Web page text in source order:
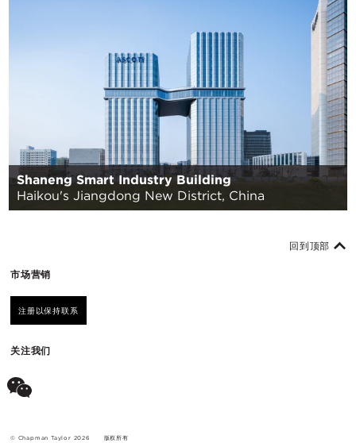
Shaneng Smart Industry Building
Haikou's Jiangdong New District, China
市场营销
注册以保持联系
关注我们
回到顶部
© Chapman Taylor 2026 版权所有